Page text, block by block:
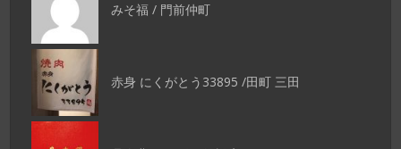
みそ福 / 門前仲町
赤身 にくがとう33895 /田町 三田